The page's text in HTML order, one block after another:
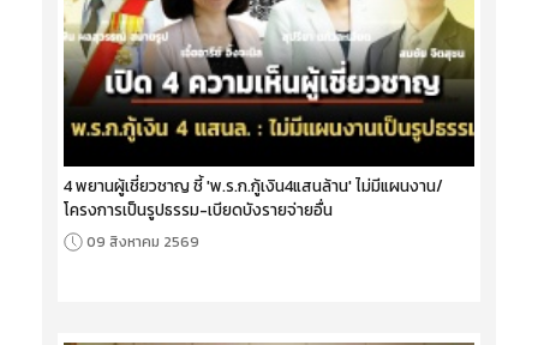
4 พยานผู้เชี่ยวชาญ ชี้ 'พ.ร.ก.กู้เงิน4แสนล้าน' ไม่มีแผนงาน/
โครงการเป็นรูปธรรม-เบียดบังรายจ่ายอื่น
09 สิงหาคม 2569